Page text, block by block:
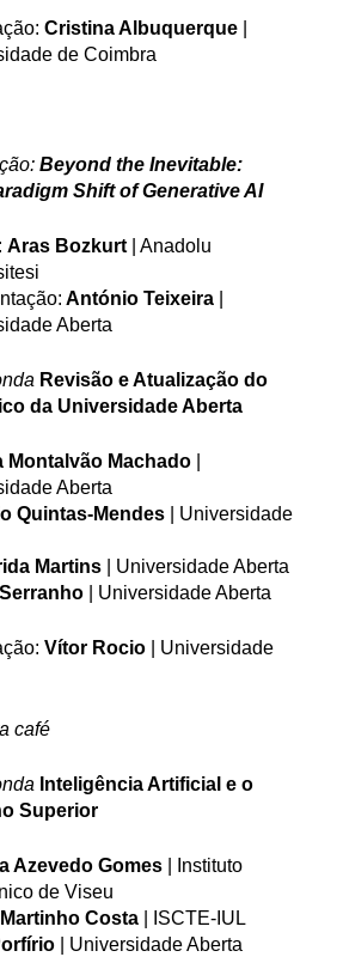
Cristina Albuquerque
de Coimbra
Beyond the Inevitable:
Shiftof GenerativeAI
Aras Bozkurt | Anadolu
António Teixeira
Aberta
Revisão e Atualização do
da Universidade Aberta
Montalvão Machado
Aberta
Quintas-Mendes | Universidade
Martins | Universidade Aberta
| Universidade Aberta
Vítor Rocio | Universidade
café
Inteligência Artificial e o
Superior
Azevedo Gomes | Instituto
de Viseu
Costa | ISCTE-IUL
| Universidade Aberta